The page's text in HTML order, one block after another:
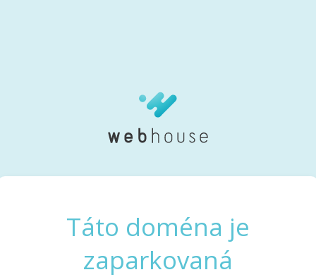
Táto doména je
zaparkovaná